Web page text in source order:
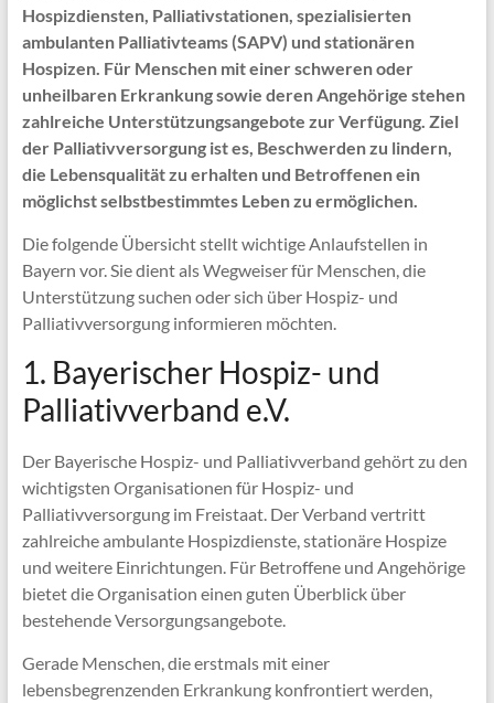
Hospizdiensten, Palliativstationen, spezialisierten
ambulanten Palliativteams (SAPV) und stationären
Hospizen. Für Menschen mit einer schweren oder
unheilbaren Erkrankung sowie deren Angehörige stehen
zahlreiche Unterstützungsangebote zur Verfügung. Ziel
der Palliativversorgung ist es, Beschwerden zu lindern,
die Lebensqualität zu erhalten und Betroffenen ein
möglichst selbstbestimmtes Leben zu ermöglichen.
Die folgende Übersicht stellt wichtige Anlaufstellen in
Bayern vor. Sie dient als Wegweiser für Menschen, die
Unterstützung suchen oder sich über Hospiz- und
Palliativversorgung informieren möchten.
1. Bayerischer Hospiz- und
Palliativverband e.V.
Der Bayerische Hospiz- und Palliativverband gehört zu den
wichtigsten Organisationen für Hospiz- und
Palliativversorgung im Freistaat. Der Verband vertritt
zahlreiche ambulante Hospizdienste, stationäre Hospize
und weitere Einrichtungen. Für Betroffene und Angehörige
bietet die Organisation einen guten Überblick über
bestehende Versorgungsangebote.
Gerade Menschen, die erstmals mit einer
lebensbegrenzenden Erkrankung konfrontiert werden,